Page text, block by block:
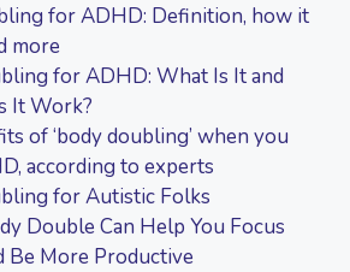
for ADHD: Definition, how it
more
for ADHD: What Is It and
It Work?
of ‘body doubling’ when you
according to experts
for Autistic Folks
Double Can Help You Focus
Be More Productive